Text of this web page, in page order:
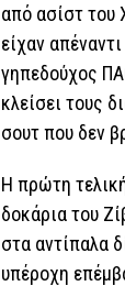
από ασίστ του
είχαν
γηπεδούχος
κλείσει τους
σουτ που δεν
Η πρώτη
δοκάρια του
στα αντίπαλα
υπέροχη